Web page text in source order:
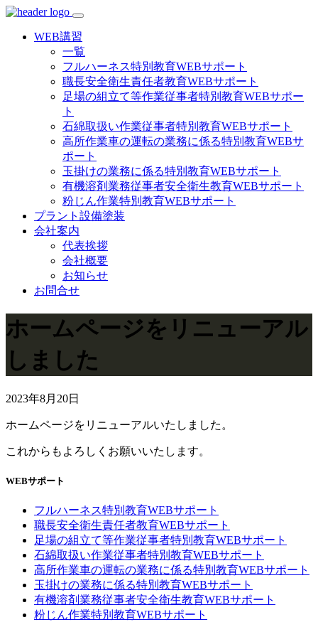
WEB講習
一覧
フルハーネス特別教育WEBサポート
職長安全衛生責任者教育WEBサポート
足場の組立て等作業従事者特別教育WEBサポー
ト
石綿取扱い作業従事者特別教育WEBサポート
高所作業車の運転の業務に係る特別教育WEBサ
ポート
玉掛けの業務に係る特別教育WEBサポート
有機溶剤業務従事者安全衛生教育WEBサポート
粉じん作業特別教育WEBサポート
プラント設備塗装
会社案内
代表挨拶
会社概要
お知らせ
お問合せ
ホームページをリニューアル
しました
2023年8月20日
ホームページをリニューアルいたしました。
これからもよろしくお願いいたします。
WEBサポート
フルハーネス特別教育WEBサポート
職長安全衛生責任者教育WEBサポート
足場の組立て等作業従事者特別教育WEBサポート
石綿取扱い作業従事者特別教育WEBサポート
高所作業車の運転の業務に係る特別教育WEBサポート
玉掛けの業務に係る特別教育WEBサポート
有機溶剤業務従事者安全衛生教育WEBサポート
粉じん作業特別教育WEBサポート